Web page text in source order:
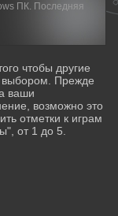
ПК. Последняя
чтобы другие
выбором. Прежде
ваши
возможно это
отметки к играм
от 1 до 5.